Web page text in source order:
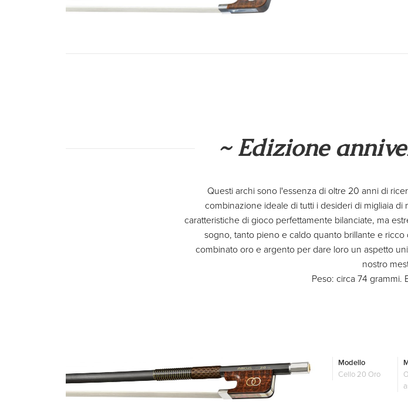
~ Edizione
Questi archi sono l'essenza di oltre 20 anni di
combinazione ideale di tutti i desideri di migliaia
caratteristiche di gioco perfettamente bilanciate, ma
sogno, tanto pieno e caldo quanto brillante e
combinato oro e argento per dare loro un aspetto
nostro
Peso: circa 74 grammi.
Modello
Cello 20 Oro